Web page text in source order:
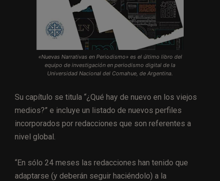
«Nuevas Narrativas en Periodismo» es el último libro del
equipo de investigación en periodismo digital de la
Universidad Nacional del Comahue, de Argentina.
Su capítulo se titula “¿Qué hay de nuevo en los viejos
medios?” e incluye un listado de nuevos perfiles
incorporados por redacciones que son referentes a
nivel global.
“En sólo 24 meses las redacciones han tenido que
adaptarse (y deberán seguir haciéndolo) a la